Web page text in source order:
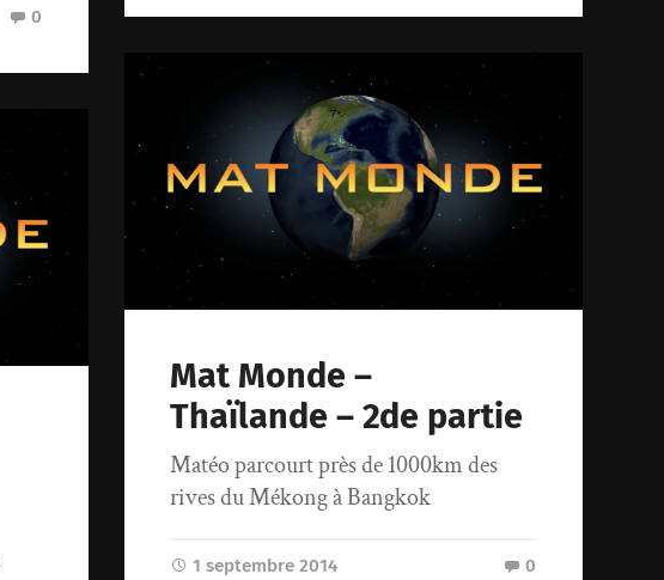
0
Mat Monde –
Thaïlande – 2de partie
Matéo parcourt près de 1000km des
rives du Mékong à Bangkok
1 septembre 2014 0